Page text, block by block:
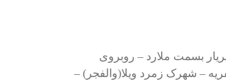
بسمت ملارد – روبروی
– شهرک زمرد ویلا(والفجر) –